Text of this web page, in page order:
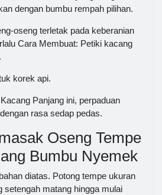
dengan bumbu rempah pilihan.
oseng terletak pada keberanian
Cara Membuat: Petiki kacang
korek api.
Panjang ini, perpaduan
rasa sedap pedas.
Oseng Tempe
Bumbu Nyemek
diatas. Potong tempe ukuran
setengah matang hingga mulai